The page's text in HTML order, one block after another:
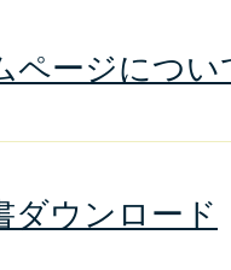
ページについ
ダウンロード